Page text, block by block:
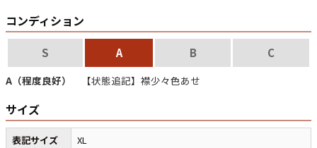
Search by Period 年代から探す
90年代 80年代
60年代 50年代 40年代
コンディション
S A B C
A（程度良好） 【状態追記】襟少々色あせ
サイズ
表記サイズ
XL